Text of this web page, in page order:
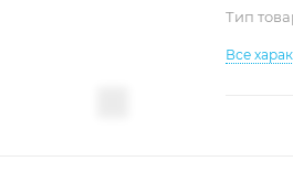
Тип
Все